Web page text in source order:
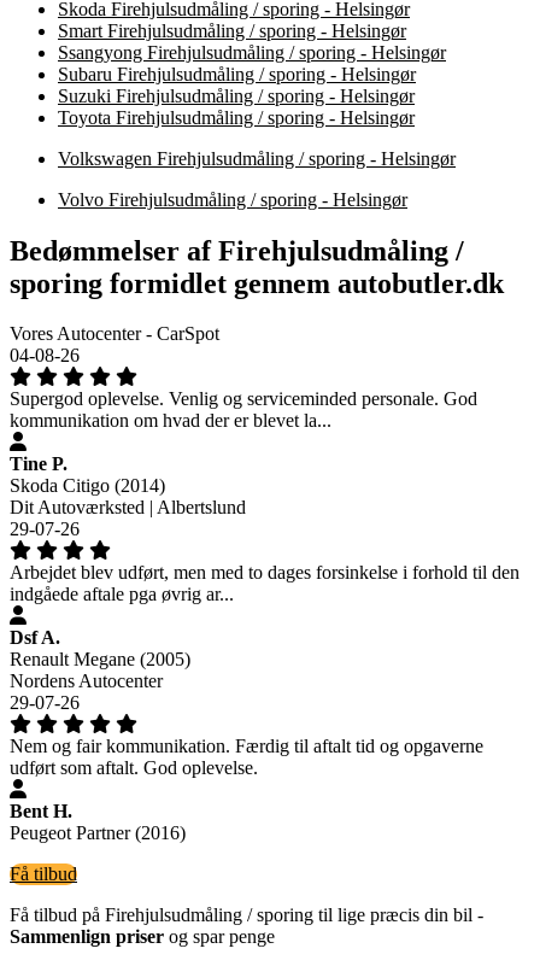
Skoda Firehjulsudmåling / sporing - Helsingør
Smart Firehjulsudmåling / sporing - Helsingør
Ssangyong Firehjulsudmåling / sporing - Helsingør
Subaru Firehjulsudmåling / sporing - Helsingør
Suzuki Firehjulsudmåling / sporing - Helsingør
Toyota Firehjulsudmåling / sporing - Helsingør
Volkswagen Firehjulsudmåling / sporing - Helsingør
Volvo Firehjulsudmåling / sporing - Helsingør
Bedømmelser af Firehjulsudmåling /
sporing formidlet gennem autobutler.dk
Vores Autocenter - CarSpot
04-08-26
Supergod oplevelse. Venlig og serviceminded personale. God
kommunikation om hvad der er blevet la...
Tine P.
Skoda Citigo (2014)
Dit Autoværksted | Albertslund
29-07-26
Arbejdet blev udført, men med to dages forsinkelse i forhold til den
indgåede aftale pga øvrig ar...
Dsf A.
Renault Megane (2005)
Nordens Autocenter
29-07-26
Nem og fair kommunikation. Færdig til aftalt tid og opgaverne
udført som aftalt. God oplevelse.
Bent H.
Peugeot Partner (2016)
Få tilbud
Få tilbud på Firehjulsudmåling / sporing til lige præcis din bil -
Sammenlign priser og spar penge